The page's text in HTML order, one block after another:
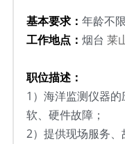
基本要求： 年龄不
工作地点： 烟台 莱
职位描述：
1） 海洋监测仪器
软、硬件故障；
2） 提供现场服务、